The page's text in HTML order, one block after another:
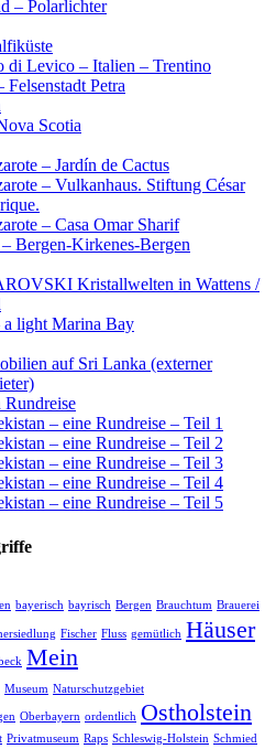
– Polarlichter
di Levico – Italien – Trentino
Felsenstadt Petra
Scotia
– Jardín de Cactus
– Vulkanhaus. Stiftung César
– Casa Omar Sharif
Bergen-Kirkenes-Bergen
Kristallwelten in Wattens /
a light Marina Bay
auf Sri Lanka (externer
Rundreise
– eine Rundreise – Teil 1
– eine Rundreise – Teil 2
– eine Rundreise – Teil 3
– eine Rundreise – Teil 4
– eine Rundreise – Teil 5
bayerisch bayrisch Bergen Brauchtum Brauerei
Fischer Fluss gemütlich Häuser
Mein
Museum Naturschutzgebiet
Oberbayern ordentlich Ostholstein
Privatmuseum Raps Schleswig-Holstein Schmied